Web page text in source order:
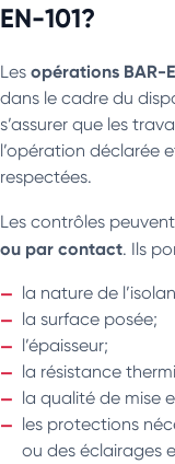
EN-101?
Les opérations BAR-
dans le cadre du
s’assurer que les
l’opération déclarée
respectées.
Les contrôles
ou par contact. Ils
la nature de
la surface posée;
l’épaisseur;
la résistance
la qualité de mise
les protections
ou des éclairages